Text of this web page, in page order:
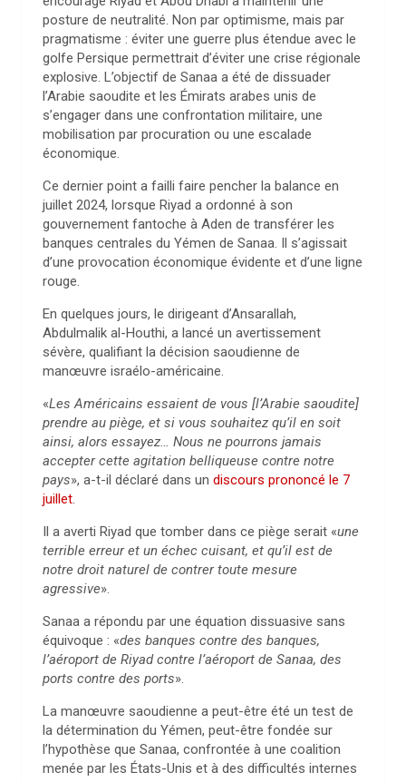
posture de neutralité. Non par optimisme, mais par
pragmatisme : éviter une guerre plus étendue avec le
golfe Persique permettrait d’éviter une crise régionale
explosive. L’objectif de Sanaa a été de dissuader
l’Arabie saoudite et les Émirats arabes unis de
s’engager dans une confrontation militaire, une
mobilisation par procuration ou une escalade
économique.
Ce dernier point a failli faire pencher la balance en
juillet 2024, lorsque Riyad a ordonné à son
gouvernement fantoche à Aden de transférer les
banques centrales du Yémen de Sanaa. Il s’agissait
d’une provocation économique évidente et d’une ligne
rouge.
En quelques jours, le dirigeant d’Ansarallah,
Abdulmalik al-Houthi, a lancé un avertissement
sévère, qualifiant la décision saoudienne de
manœuvre israélo-américaine.
«Les Américains essaient de vous [l’Arabie saoudite]
prendre au piège, et si vous souhaitez qu’il en soit
ainsi, alors essayez… Nous ne pourrons jamais
accepter cette agitation belliqueuse contre notre
pays», a-t-il déclaré dans un discours prononcé le 7
juillet.
Il a averti Riyad que tomber dans ce piège serait «une
terrible erreur et un échec cuisant, et qu’il est de
notre droit naturel de contrer toute mesure
agressive».
Sanaa a répondu par une équation dissuasive sans
équivoque : «des banques contre des banques,
l’aéroport de Riyad contre l’aéroport de Sanaa, des
ports contre des ports».
La manœuvre saoudienne a peut-être été un test de
la détermination du Yémen, peut-être fondée sur
l’hypothèse que Sanaa, confrontée à une coalition
menée par les États-Unis et à des difficultés internes